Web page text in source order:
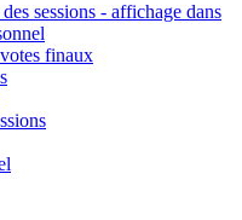
sessions - affichage dans
finaux